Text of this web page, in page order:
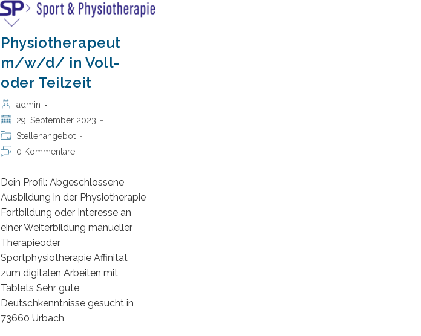
Physiotherapeut
m/w/d/ in Voll-
oder Teilzeit
Beitrags-
Autor:
admin
Beitrag
veröffentlicht:
29. September 2023
Beitrags-
Kategorie:
Stellenangebot
Beitrags-0 Kommentare
Dein Profil: Abgeschlossene
Ausbildung in der Physiotherapie
Fortbildung oder Interesse an
einer Weiterbildung manueller
Therapieoder
Sportphysiotherapie Affinität
zum digitalen Arbeiten mit
Tablets Sehr gute
Deutschkenntnisse gesucht in
73660 Urbach